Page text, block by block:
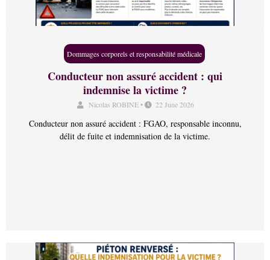
Dommages corporels et responsabilité médicale
Conducteur non assuré accident : qui
indemnise la victime ?
Nicolas ROBINE• 22 June 2026
Conducteur non assuré accident : FGAO, responsable inconnu,
délit de fuite et indemnisation de la victime.